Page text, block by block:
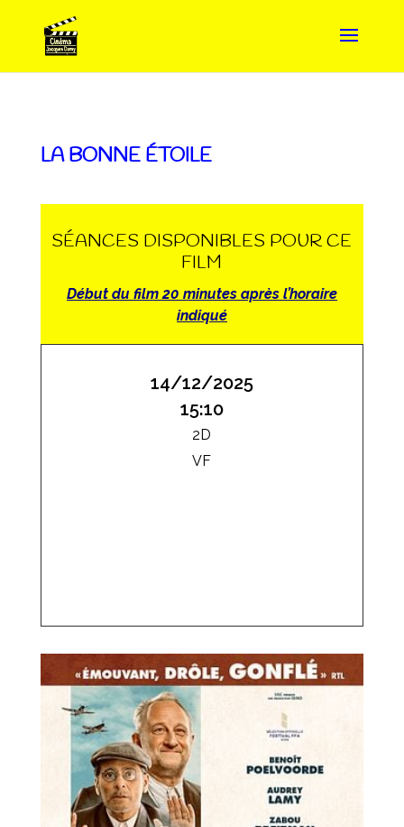
LA BONNE ÉTOILE
SÉANCES DISPONIBLES POUR CE
FILM
Début du film 20 minutes après l’horaire
indiqué
14/12/2025
15:10
2D
VF